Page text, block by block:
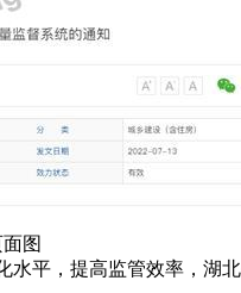
图
平，提高监管效率，